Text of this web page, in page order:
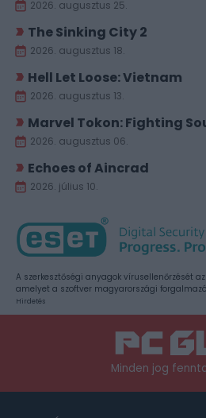
2026. augusztus 25.
The Sinking City 2
2026. augusztus 18.
Hell Let Loose: Vietnam
2026. augusztus 13.
Marvel Tokon: Fighting
2026. augusztus 06.
Echoes of Aincrad
2026. július 10.
A szerkesztőségi anyagok vírusellenőrzését
amelyet a szoftver magyarországi
Hirdetés
Minden jog